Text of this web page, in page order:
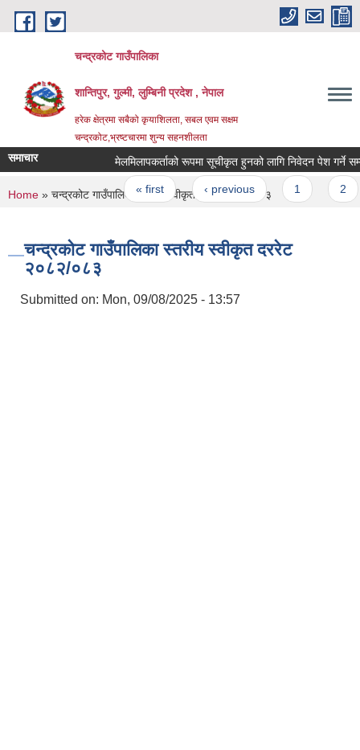
Skip to main content
चन्द्रकोट गाउँपालिका
शान्तिपुर, गुल्मी, लुम्बिनी प्रदेश , नेपाल
हरेक क्षेत्रमा सबैको कृयाशिलता, सबल एवम सक्षम
चन्द्रकोट,भ्रष्टचारमा शुन्य सहनशीलता
समाचार मेलमिलापकर्ताको रूपमा सूचीकृत हुनको लागि निवेदन पेश गर्ने
Pages
« first ‹ previous
You are here
Home » चन्द्रकोट गाउँपालिका स्तरीय स्वीकृत दररेट २०८२/०८३
चन्द्रकोट गाउँपालिका स्तरीय स्वीकृत दररेट
२०८२/०८३
Submitted on: Mon, 09/08/2025 - 13:57